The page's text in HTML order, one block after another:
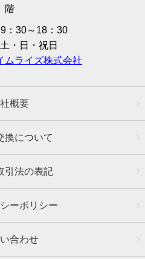
階
：30～18：30
・日・祝日
ムライズ株式会社
概要
換について
引法の表記
ーポリシー
合わせ